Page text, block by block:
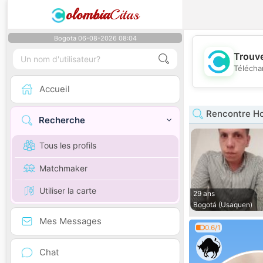
olombiaCitas
Bogota 06-08-2026 08:04
Accueil
Recherche
Tous les profils
Matchmaker
Utiliser la carte
Mes Messages
Chat
Rencontre
29 ans
Bogotá (Usaquen)
0.6/1